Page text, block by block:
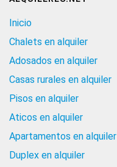
Inicio
Chalets en alquiler
Adosados en alquiler
Casas rurales en alquiler
Pisos en alquiler
Aticos en alquiler
Apartamentos en alquiler
Duplex en alquiler